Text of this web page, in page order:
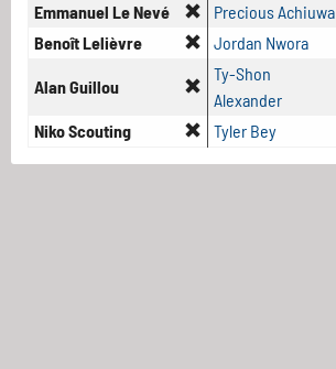
Emmanuel Le Nevé Precious Achiuwa
Benoît Lelièvre
Jordan Nwora
Alan Guillou
Ty-Shon
Alexander
Niko Scouting Tyler Bey